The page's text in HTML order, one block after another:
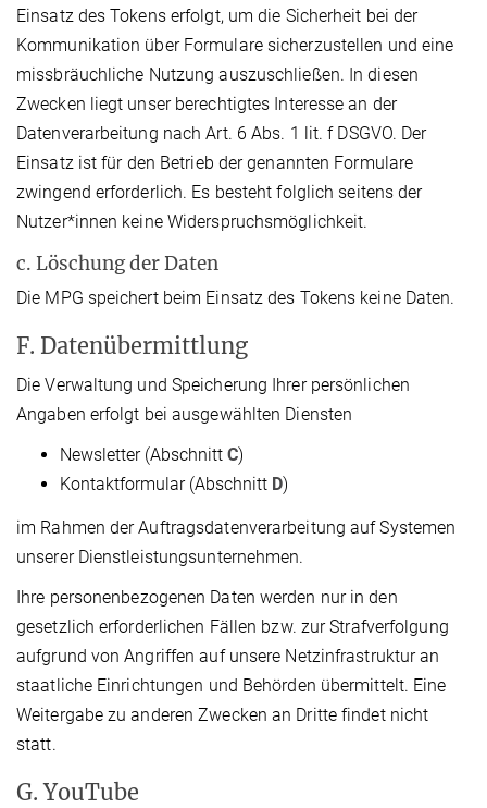
Einsatz des Tokens erfolgt, um die Sicherheit bei der
Kommunikation über Formulare sicherzustellen und eine
missbräuchliche Nutzung auszuschließen. In diesen
Zwecken liegt unser berechtigtes Interesse an der
Datenverarbeitung nach Art. 6 Abs. 1 lit. f DSGVO. Der
Einsatz ist für den Betrieb der genannten Formulare
zwingend erforderlich. Es besteht folglich seitens der
Nutzer*innen keine Widerspruchsmöglichkeit.
c. Löschung der Daten
Die MPG speichert beim Einsatz des Tokens keine Daten.
F. Datenübermittlung
Die Verwaltung und Speicherung Ihrer persönlichen
Angaben erfolgt bei ausgewählten Diensten
Newsletter (Abschnitt C)
Kontaktformular (Abschnitt D)
im Rahmen der Auftragsdatenverarbeitung auf Systemen
unserer Dienstleistungsunternehmen.
Ihre personenbezogenen Daten werden nur in den
gesetzlich erforderlichen Fällen bzw. zur Strafverfolgung
aufgrund von Angriffen auf unsere Netzinfrastruktur an
staatliche Einrichtungen und Behörden übermittelt. Eine
Weitergabe zu anderen Zwecken an Dritte findet nicht
statt.
G. YouTube